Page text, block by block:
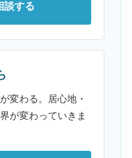
談する
変わる。居心地・
が変わっていきま